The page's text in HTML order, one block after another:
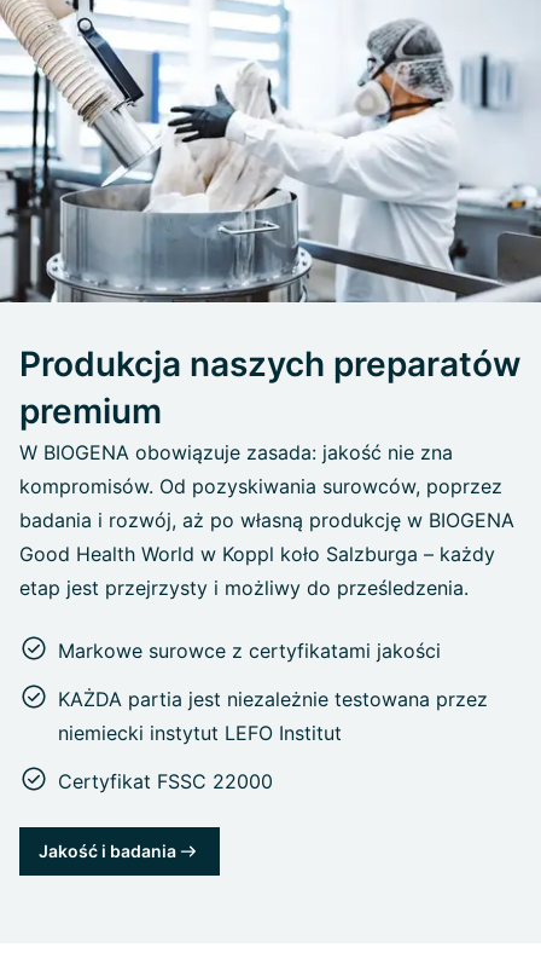
Produkcja naszych preparatów
premium
W BIOGENA obowiązuje zasada: jakość nie zna
kompromisów. Od pozyskiwania surowców, poprzez
badania i rozwój, aż po własną produkcję w BIOGENA
Good Health World w Koppl koło Salzburga – każdy
etap jest przejrzysty i możliwy do prześledzenia.
Markowe surowce z certyfikatami jakości
KAŻDA partia jest niezależnie testowana przez
niemiecki instytut LEFO Institut
Certyfikat FSSC 22000
Jakość i badania